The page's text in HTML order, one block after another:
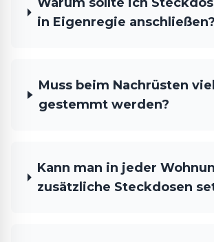
in Eigenregie anschließen?
Muss beim Nachrüsten viel
gestemmt werden?
Kann man in jeder
zusätzliche Steckdosen